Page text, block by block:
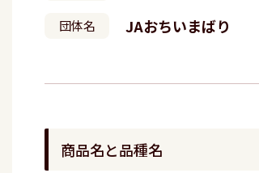
団体名 JAおちいまばり
商品名と品種名